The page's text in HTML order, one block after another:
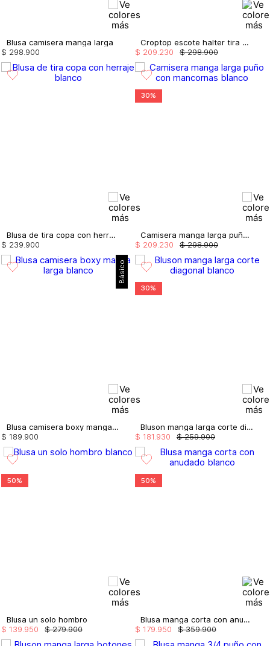
Blusa camisera manga larga
$ 298 900
Croptop escote halter tira de anudar
$ 298.900
$ 209 230
Blusa de tira copa con herraje
$ 239 900
30%
Camisera manga larga puño con mancornas
$ 298.900
$ 209 230
Básico
Blusa camisera boxy manga larga
$ 189.900
30%
Bluson manga larga corte diagonal
$ 259.900
$ 181.930
50%
Blusa un solo hombro
$ 279.900
$ 139 950
50%
Blusa manga corta con anudado
$ 359.900
$ 179 950